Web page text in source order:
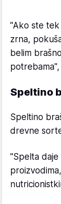
"Ako ste
zrna,
belim
Speltino
Speltino
drevne
"Spelta